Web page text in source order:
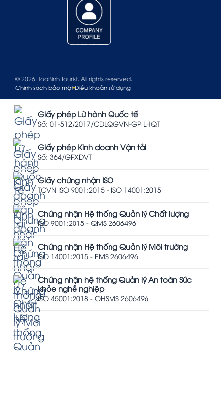
© 2026 HoaBinh Tourist. All rights reserved.
Chính sách bảo mật Điều khoản sử dụng
Giấy phép Lữ hành Quốc tế
Số: 01-512/2017/CDLQGVN-GP LHQT
Giấy phép Kinh doanh Vận tải
Số: 364/GPXDVT
Giấy chứng nhận ISO
TCVN ISO 9001:2015 - ISO 14001:2015
Chứng nhận Hệ thống Quản lý Chất lượng
ISO 9001:2015 - QMS 2606496
Chứng nhận Hệ thống Quản lý Môi trường
ISO 14001:2015 - EMS 2606496
Chứng nhận hệ thống Quản lý An toàn Sức
khỏe nghề nghiệp
ISO 45001:2018 - OHSMS 2606496